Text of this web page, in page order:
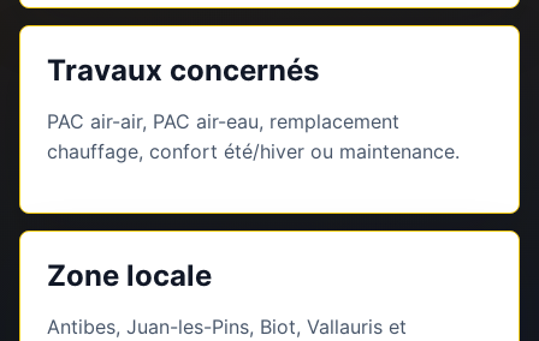
Travaux concernés
PAC air-air, PAC air-eau, remplacement
chauffage, confort été/hiver ou maintenance.
Zone locale
Antibes, Juan-les-Pins, Biot, Vallauris et